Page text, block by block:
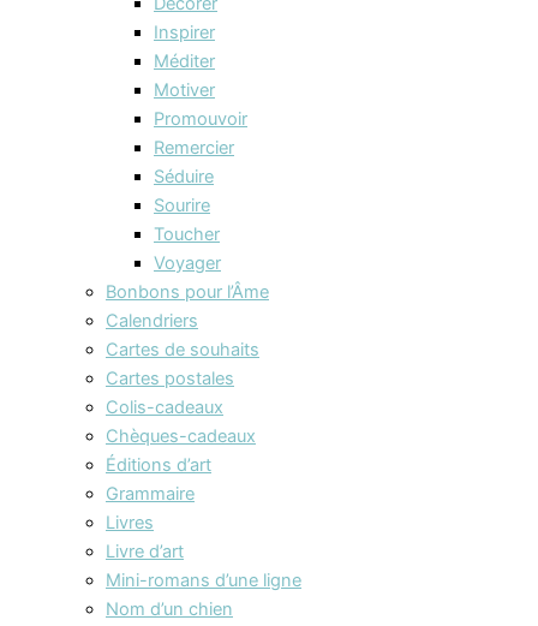
Inspirer
Méditer
Motiver
Promouvoir
Remercier
Séduire
Sourire
Toucher
Voyager
Bonbons pour l’Âme
Calendriers
Cartes de souhaits
Cartes postales
Colis-cadeaux
Chèques-cadeaux
Éditions d’art
Grammaire
Livres
Livre d’art
Mini-romans d’une ligne
Nom d’un chien